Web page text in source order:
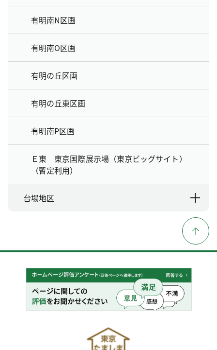
有明南N区画
有明南O区画
有明の丘区画
有明の丘東区画
有明南P区画
Ｅ東 東京国際展示場（東京ビッグサイト）
（暫定利用）
台場地区